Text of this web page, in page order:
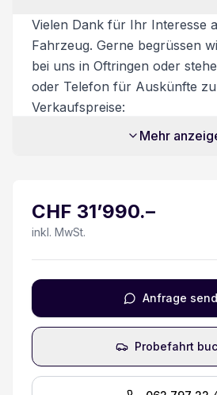
Park-Distanz-Sensor hinten
Multifunktionslenkrad Leder
Lenksäule mit Höhen- und
Regensensor
Isofix-Kindersitzbefestigung
Sprachsteuerung
Vielen Dank für Ihr Interesse
Fahrzeug. Gerne begrüssen
bei uns in Oftringen oder
oder Telefon für Auskünfte
Verkaufspreise:
Unsere Verkaufspreise sind
Beim Kauf eines Fahrzeuges ist
Ablieferungspaket für CHF
- Vignette
- Fahrzeugaufbereitung
- Garantie bei Kauf des
Besichtigung/Probefahrt:
Mehr
CHF 31’990.–
inkl. MwSt.
Anfrage
Probefahrt